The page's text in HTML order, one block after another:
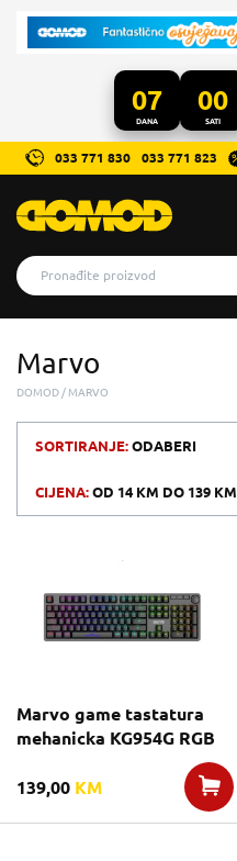
07
DANA
00
SATI
033 771 830 033 771 823
Marvo
DOMOD MARVO
SORTIRANJE:ODABERI
CIJENA:OD 14 KM DO 139 KM
Marvo game tastatura
mehanicka KG954G RGB
139,00 KM